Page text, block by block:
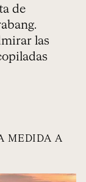
de
las
MEDIDA A